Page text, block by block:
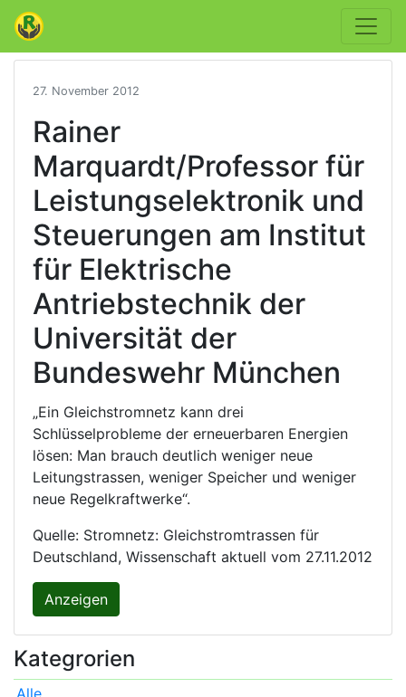
27. November 2012
Rainer
Marquardt/Professor für
Leistungselektronik und
Steuerungen am Institut
für Elektrische
Antriebstechnik der
Universität der
Bundeswehr München
„Ein Gleichstromnetz kann drei
Schlüsselprobleme der erneuerbaren Energien
lösen: Man brauch deutlich weniger neue
Leitungstrassen, weniger Speicher und weniger
neue Regelkraftwerke“.
Quelle: Stromnetz: Gleichstromtrassen für
Deutschland, Wissenschaft aktuell vom 27.11.2012
Anzeigen
Kategrorien